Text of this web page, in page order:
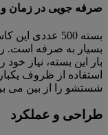
صرفه جویی در زمان و
بسته 500
بسیار به صرفه است.
بار این بسته، نیاز
استفاده از ظروف
شستشو را از بین می
طراحی و عملکرد